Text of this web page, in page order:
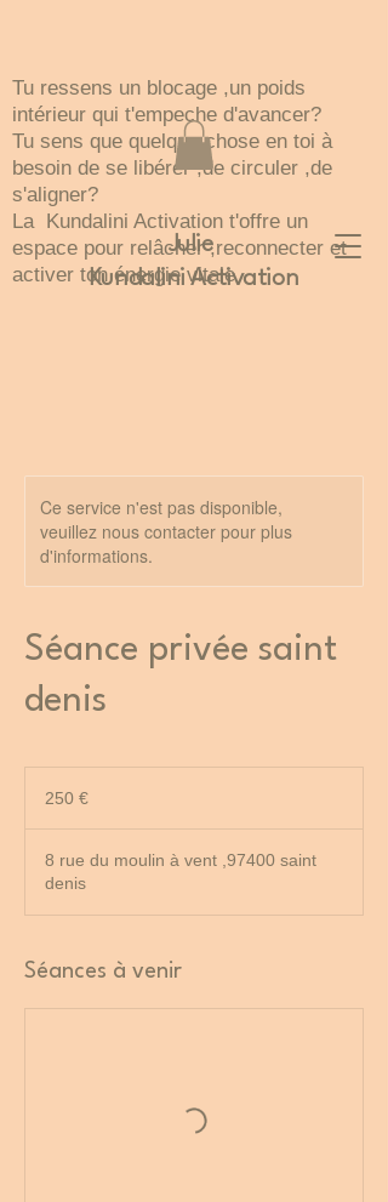
Julie
Kundalini Activation
Tu ressens un blocage ,un poids
intérieur qui t'empeche d'avancer?
Tu sens que quelque chose en toi à
besoin de se libérer ,de circuler ,de
s'aligner?
La Kundalini Activation t'offre un
espace pour relâcher ,reconnecter et
activer ton énergie vitale
Ce service n'est pas disponible,
veuillez nous contacter pour plus
d'informations.
Séance privée saint
denis
250 €
8 rue du moulin à vent ,97400 saint
denis
Séances à venir